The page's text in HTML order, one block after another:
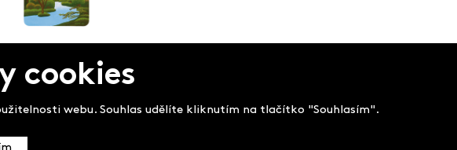
cookies
webu. Souhlas udělíte kliknutím na tlačítko "Souhlasím".